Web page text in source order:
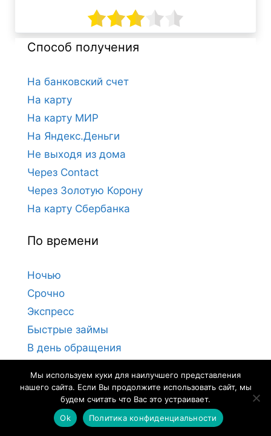
Способ получения
На банковский счет
На карту
На карту МИР
На Яндекс.Деньги
Не выходя из дома
Через Contact
Через Золотую Корону
На карту Сбербанка
По времени
Ночью
Срочно
Экспресс
Быстрые займы
В день обращения
За 15 минут
За 24 часа
За 5 минут
Мы используем куки для наилучшего представления
нашего сайта. Если Вы продолжите использовать сайт, мы
будем считать что Вас это устраивает.
Ok
Политика конфиденциальности